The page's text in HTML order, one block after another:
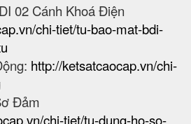
02 Cánh Khoá Điện
chi-tiet/tu-bao-mat-bdi-
http://ketsatcaocap.vn/chi-
Đảm
chi-tiet/tu-dung-ho-so-